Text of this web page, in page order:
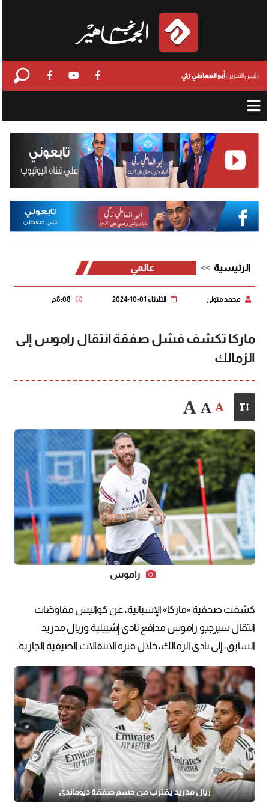
رئيس التحرير : أبو المعاطي زكي
الرئيسية عالمي
محمد متولي الثلاثاء 01-10-2024
ماركا تكشف فشل صفقة انتقال راموس إلى
الزمالك
A
A
A
راموس
كشفت صحفية «ماركا» الإسبانية، عن كواليس مفاوضات
انتقال سيرجيو راموس مدافع نادي إشبيلية وريال مدريد
السابق، إلى نادي الزمالك، خلال فترة الانتقالات الصيفية الجارية.
ريال مدريد يقترب من حسم صفقة ديوماندي